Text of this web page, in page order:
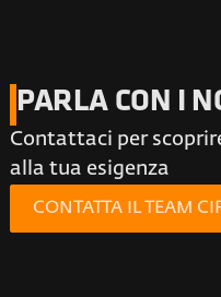
PARLA CON I
Contattaci per
alla tua esigenza
CONTATTA IL TEAM